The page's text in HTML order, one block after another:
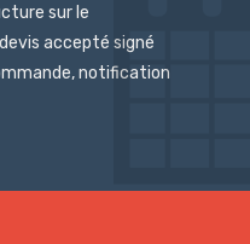
sur le
accepté signé
notification